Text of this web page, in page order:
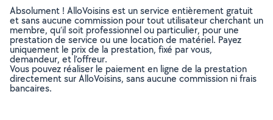
Absolument ! AlloVoisins est un service entièrement gratuit
et sans aucune commission pour tout utilisateur cherchant un
membre, qu’il soit professionnel ou particulier, pour une
prestation de service ou une location de matériel. Payez
uniquement le prix de la prestation, fixé par vous,
demandeur, et l’offreur.
Vous pouvez réaliser le paiement en ligne de la prestation
directement sur AlloVoisins, sans aucune commission ni frais
bancaires.